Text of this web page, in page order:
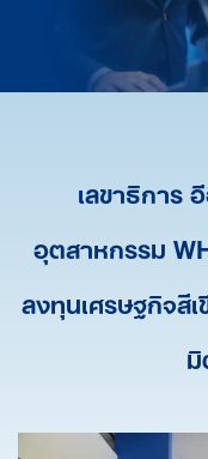
เลขาธิการ
อุตสาหกรรม
ลงทุนเศรษฐกิจสี